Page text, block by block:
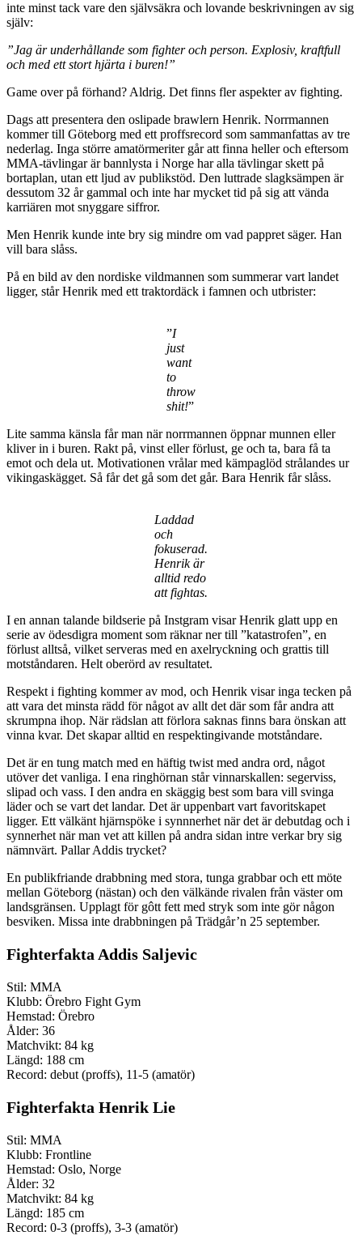
inte minst tack vare den självsäkra och lovande beskrivningen av sig
själv:
”Jag är underhållande som fighter och person. Explosiv, kraftfull
och med ett stort hjärta i buren!”
Game over på förhand? Aldrig. Det finns fler aspekter av fighting.
Dags att presentera den oslipade brawlern Henrik. Norrmannen
kommer till Göteborg med ett proffsrecord som sammanfattas av tre
nederlag. Inga större amatörmeriter går att finna heller och eftersom
MMA-tävlingar är bannlysta i Norge har alla tävlingar skett på
bortaplan, utan ett ljud av publikstöd. Den luttrade slagksämpen är
dessutom 32 år gammal och inte har mycket tid på sig att vända
karriären mot snyggare siffror.
Men Henrik kunde inte bry sig mindre om vad pappret säger. Han
vill bara slåss.
På en bild av den nordiske vildmannen som summerar vart landet
ligger, står Henrik med ett traktordäck i famnen och utbrister:
”I
just
want
to
throw
shit!”
Lite samma känsla får man när norrmannen öppnar munnen eller
kliver in i buren. Rakt på, vinst eller förlust, ge och ta, bara få ta
emot och dela ut. Motivationen vrålar med kämpaglöd strålandes ur
vikingaskägget. Så får det gå som det går. Bara Henrik får slåss.
Laddad
och
fokuserad.
Henrik är
alltid redo
att fightas.
I en annan talande bildserie på Instgram visar Henrik glatt upp en
serie av ödesdigra moment som räknar ner till ”katastrofen”, en
förlust alltså, vilket serveras med en axelryckning och grattis till
motståndaren. Helt oberörd av resultatet.
Respekt i fighting kommer av mod, och Henrik visar inga tecken på
att vara det minsta rädd för något av allt det där som får andra att
skrumpna ihop. När rädslan att förlora saknas finns bara önskan att
vinna kvar. Det skapar alltid en respektingivande motståndare.
Det är en tung match med en häftig twist med andra ord, något
utöver det vanliga. I ena ringhörnan står vinnarskallen: segerviss,
slipad och vass. I den andra en skäggig best som bara vill svinga
läder och se vart det landar. Det är uppenbart vart favoritskapet
ligger. Ett välkänt hjärnspöke i synnnerhet när det är debutdag och i
synnerhet när man vet att killen på andra sidan intre verkar bry sig
nämnvärt. Pallar Addis trycket?
En publikfriande drabbning med stora, tunga grabbar och ett möte
mellan Göteborg (nästan) och den välkände rivalen från väster om
landsgränsen. Upplagt för gôtt fett med stryk som inte gör någon
besviken. Missa inte drabbningen på Trädgår’n 25 september.
Fighterfakta Addis Saljevic
Stil: MMA
Klubb: Örebro Fight Gym
Hemstad: Örebro
Ålder: 36
Matchvikt: 84 kg
Längd: 188 cm
Record: debut (proffs), 11-5 (amatör)
Fighterfakta Henrik Lie
Stil: MMA
Klubb: Frontline
Hemstad: Oslo, Norge
Ålder: 32
Matchvikt: 84 kg
Längd: 185 cm
Record: 0-3 (proffs), 3-3 (amatör)